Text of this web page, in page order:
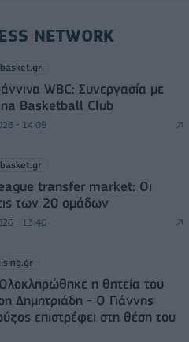
NETWORK
WBC: Συνεργασία με
Basketball Club
- 14:09
transfer market: Οι
των 20 ομάδων
- 13:46
η θητεία του
Δημητριάδη - Ο Γιάννης
επιστρέφει στη θέση του